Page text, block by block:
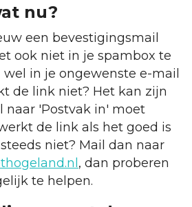
nu?
een bevestigingsmail
ook niet in je spambox te
in je ongewenste e-mail
de link niet? Het kan zijn
naar 'Postvak in' moet
de link als het goed is
niet? Mail dan naar
, dan proberen
te helpen.